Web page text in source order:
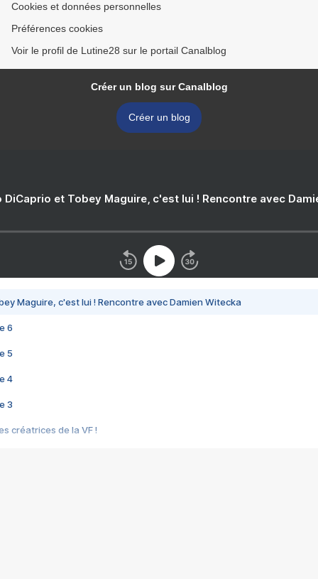
Cookies et données personnelles
Préférences cookies
Voir le profil de Lutine28 sur le portail Canalblog
Créer un blog sur Canalblog
Créer un blog
DiCaprio et Tobey Maguire, c'est lui ! Rencontre avec
Maguire, c'est lui ! Rencontre avec Damien Witecka
6
5
4
3
créatrices de la VF !